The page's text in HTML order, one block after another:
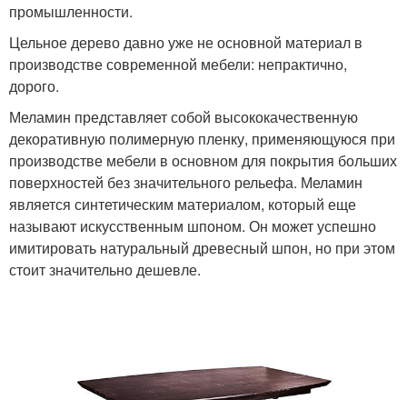
промышленности.
Цельное дерево давно уже не основной материал в
производстве современной мебели: непрактично,
дорого.
Меламин представляет собой высококачественную
декоративную полимерную пленку, применяющуюся при
производстве мебели в основном для покрытия больших
поверхностей без значительного рельефа. Меламин
является синтетическим материалом, который еще
называют искусственным шпоном. Он может успешно
имитировать натуральный древесный шпон, но при этом
стоит значительно дешевле.